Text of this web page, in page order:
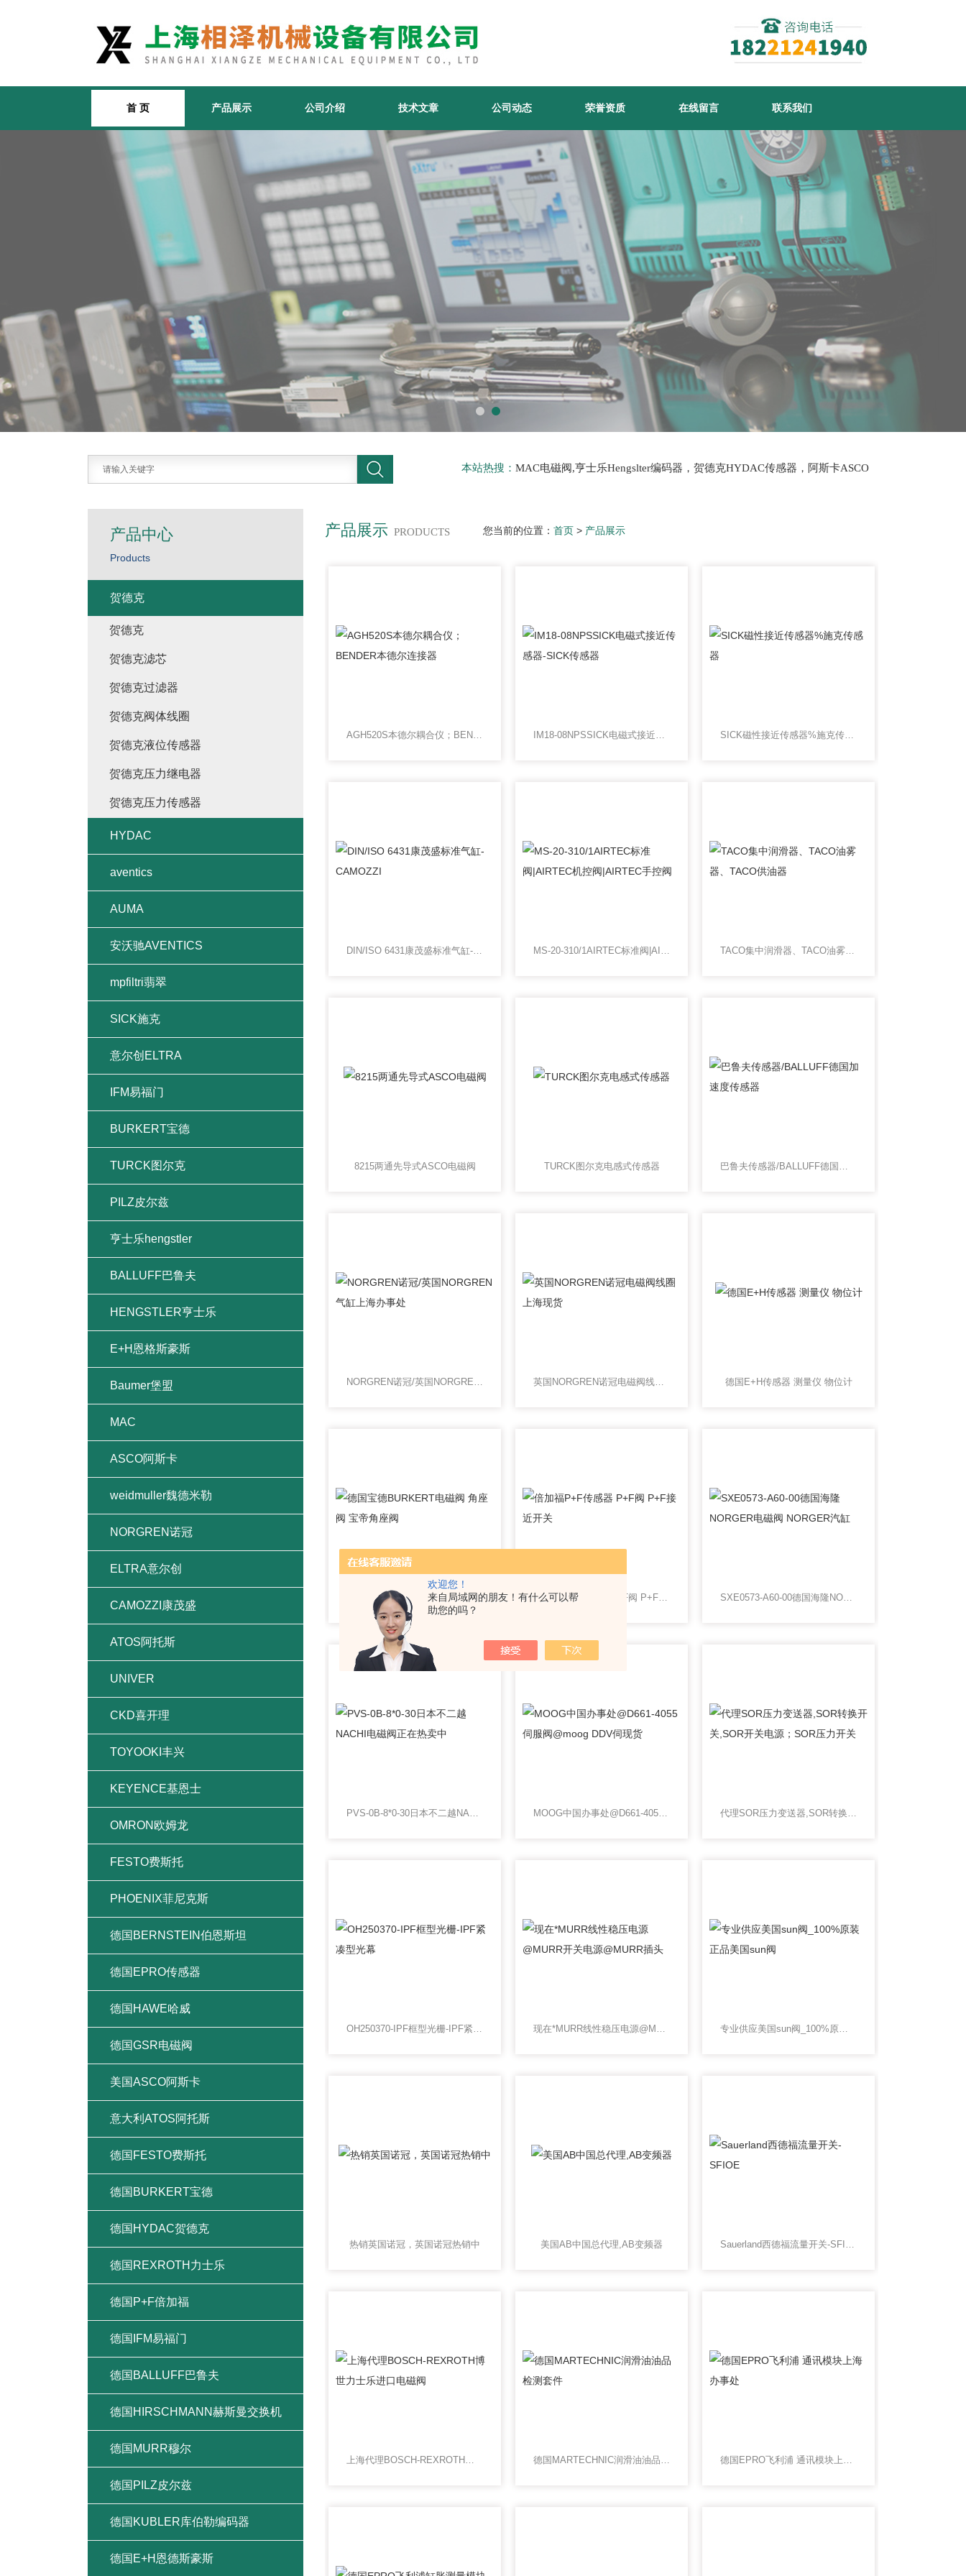
欢迎您！
来自局域网的朋友！有什么可以帮
助您的吗？
首 页 产品展示 公司介绍 技术文章 公司动态 荣誉资质 在线留言 联系我们
本站热搜： MAC电磁阀,亨士乐Hengslter编码器，贺德克HYDAC传感器，阿斯卡ASCO
产品展示 PRODUCTS 您当前的位置： 首页 > 产品展示
AGH520S本德尔耦合仪；BENDER本德尔连接器 IM18-08NPSSICK电磁式接近传感器-SICK传感器 SICK磁性接近传感器%施克传感器
DIN/ISO 6431康茂盛标准气缸-CAMOZZI MS-20-310/1AIRTEC标准阀|AIRTEC机控阀|AIRTEC手控阀 TACO集中润滑器、TACO油雾器、TACO供油器
8215两通先导式ASCO电磁阀 TURCK图尔克电感式传感器 巴鲁夫传感器/BALLUFF德国加速度传感器
NORGREN诺冠/英国NORGREN气缸上海办事处 英国NORGREN诺冠电磁阀线圈上海现货 德国E+H传感器 测量仪 物位计
德国宝德BURKERT电磁阀 角座阀 宝帝角座阀 倍加福P+F传感器 P+F阀 P+F接近开关 SXE0573-A60-00德国海隆NORGER电磁阀 NORGER汽缸
PVS-0B-8*0-30日本不二越NACHI电磁阀正在热卖中 MOOG中国办事处@D661-4055伺服阀@moog DDV伺现货 代理SOR压力变送器,SOR转换开关,SOR开关电源；SOR压力开关
OH250370-IPF框型光栅-IPF紧凑型光幕 现在*MURR线性稳压电源@MURR开关电源@MURR插头 专业供应美国sun阀_100%原装正品美国sun阀
热销英国诺冠，英国诺冠热销中 美国AB中国总代理,AB变频器 Sauerland西德福流量开关-SFIOE
上海代理BOSCH-REXROTH博世力士乐进口电磁阀 德国MARTECHNIC润滑油油品检测套件 德国EPRO飞利浦 通讯模块上海办事处
产品中心
Products
贺德克
贺德克
贺德克滤芯
贺德克过滤器
贺德克阀体线圈
贺德克液位传感器
贺德克压力继电器
贺德克压力传感器
HYDAC
aventics
AUMA
安沃驰AVENTICS
mpfiltri翡翠
SICK施克
意尔创ELTRA
IFM易福门
BURKERT宝德
TURCK图尔克
PILZ皮尔兹
亨士乐hengstler
BALLUFF巴鲁夫
HENGSTLER亨士乐
E+H恩格斯豪斯
Baumer堡盟
MAC
ASCO阿斯卡
weidmuller魏德米勒
NORGREN诺冠
ELTRA意尔创
CAMOZZI康茂盛
ATOS阿托斯
UNIVER
CKD喜开理
TOYOOKI丰兴
KEYENCE基恩士
OMRON欧姆龙
FESTO费斯托
PHOENIX菲尼克斯
德国BERNSTEIN伯恩斯坦
德国EPRO传感器
德国HAWE哈威
德国GSR电磁阀
美国ASCO阿斯卡
意大利ATOS阿托斯
德国FESTO费斯托
德国BURKERT宝德
德国HYDAC贺德克
德国REXROTH力士乐
德国P+F倍加福
德国IFM易福门
德国BALLUFF巴鲁夫
德国HIRSCHMANN赫斯曼交换机
德国MURR穆尔
德国PILZ皮尔兹
德国KUBLER库伯勒编码器
德国E+H恩德斯豪斯